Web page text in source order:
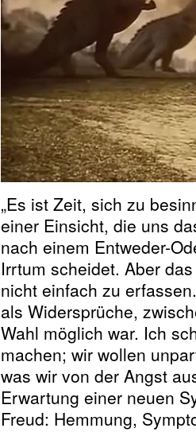
„Es ist Zeit, sich zu
einer Einsicht, die uns
nach einem Entweder-
Irrtum scheidet. Aber
nicht einfach zu
als Widersprüche,
Wahl möglich war. Ich
machen; wir wollen
was wir von der Angst
Erwartung einer neuen
Freud: Hemmung,